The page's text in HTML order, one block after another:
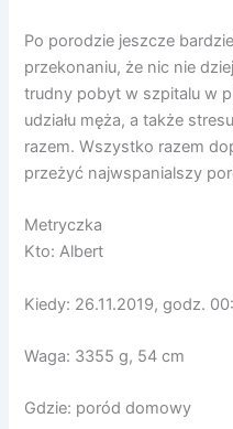
Po porodzie jeszcze
przekonaniu, że nic nie
trudny pobyt w szpitalu w
udziału męża, a także
razem. Wszystko razem
przeżyć najwspanialszy
Metryczka
Kto: Albert
Kiedy: 26.11.2019, godz.
Waga: 3355 g, 54 cm
Gdzie: poród domowy